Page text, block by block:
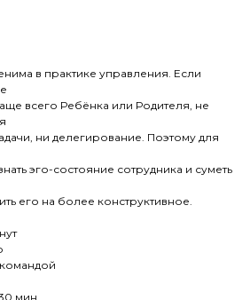
в практике управления. Если
всего Ребёнка или Родителя, не
ни делегирование. Поэтому для
эго-состояние сотрудника и суметь
его на более конструктивное.
мин